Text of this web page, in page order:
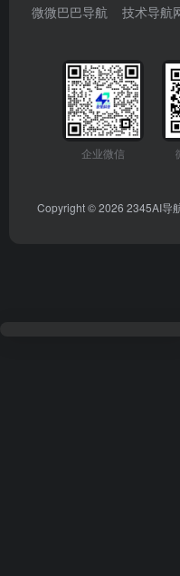
微微巴巴导航
技术导航
企业微信
Copyright © 2026 2345AI导